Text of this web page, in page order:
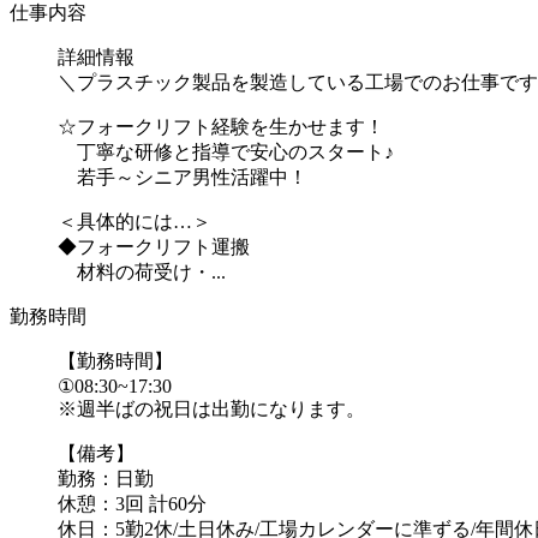
仕事内容
詳細情報
＼プラスチック製品を製造している工場でのお仕事で
☆フォークリフト経験を生かせます！
丁寧な研修と指導で安心のスタート♪
若手～シニア男性活躍中！
＜具体的には…＞
◆フォークリフト運搬
材料の荷受け・...
勤務時間
【勤務時間】
①08:30~17:30
※週半ばの祝日は出勤になります。
【備考】
勤務：日勤
休憩：3回 計60分
休日：5勤2休/土日休み/工場カレンダーに準ずる/年間休